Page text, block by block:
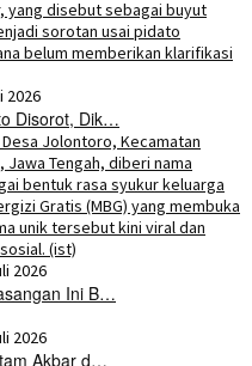
2026
Disorot, Dik…
2026
Ini B…
2026
Akbar d…